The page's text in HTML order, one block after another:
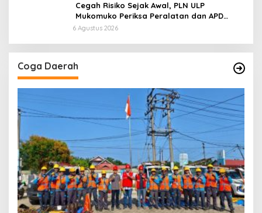
Cegah Risiko Sejak Awal, PLN ULP
Mukomuko Periksa Peralatan dan APD
Petugas secara Rutin
6 Agustus 2026
Coga Daerah